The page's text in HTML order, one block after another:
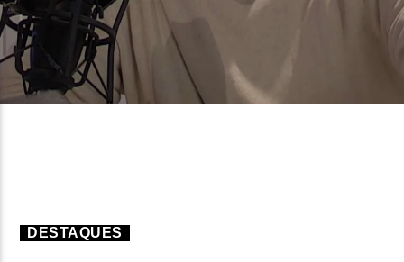
ON FM
DESTAQUES